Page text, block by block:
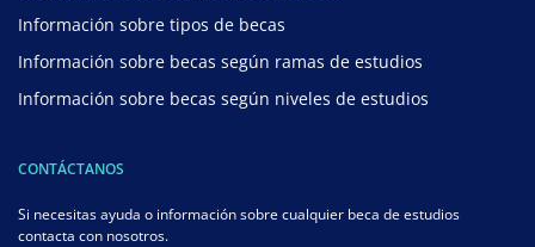
Información sobre tipos de becas
Información sobre becas según ramas de estudios
Información sobre becas según niveles de estudios
CONTÁCTANOS
Si necesitas ayuda o información sobre cualquier beca de estudios
contacta con nosotros.